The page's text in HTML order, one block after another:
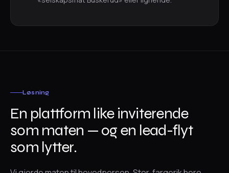
Løsning
En plattform like inviterende
som maten — og en lead-flyt
som lytter.